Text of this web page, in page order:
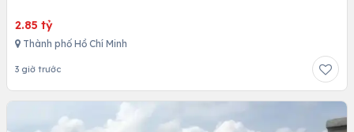
2.85 tỷ
Thành phố Hồ Chí Minh
3 giờ trước